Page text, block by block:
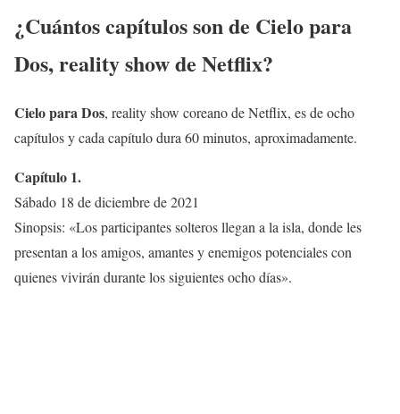
¿Cuántos capítulos son de Cielo para
Dos, reality show de Netflix?
Cielo para Dos, reality show coreano de Netflix, es de ocho
capítulos y cada capítulo dura 60 minutos, aproximadamente.
Capítulo 1.
Sábado 18 de diciembre de 2021
Sinopsis: «Los participantes solteros llegan a la isla, donde les
presentan a los amigos, amantes y enemigos potenciales con
quienes vivirán durante los siguientes ocho días».